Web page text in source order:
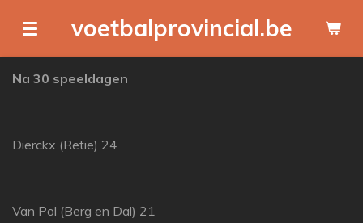
direct
naar
de
voetbalprovincial.be
Na 30 speeldagen
Dierckx (Retie) 24
Van Pol (Berg en Dal) 21